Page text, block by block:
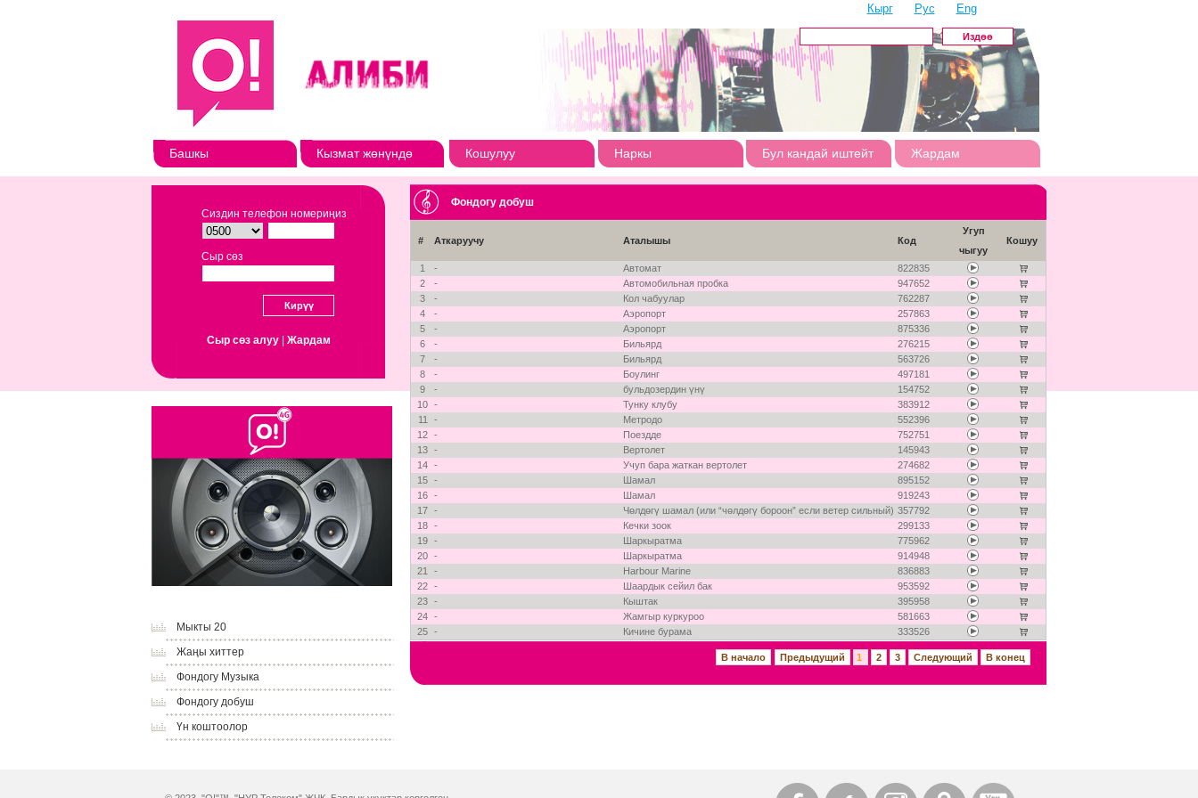
Кырг Рус Eng
Башкы Кызмат жөнүндө Кошулуу Наркы Бул кандай иштейт Жардам
Сиздин телефон номериңиз
Сыр сөз
Сыр сөз алуу| Жардам
Мыкты 20
Жаңы хиттер
Фондогу Музыка
Фондогу добуш
Үн коштоолор
Фондогу добуш
# Аткаруучу Аталышы Код
Угуп
чыгуу
Кошуу
1 - Автомат
822835
2
- Автомобильная пробка
947652
3
- Кол чабуулар
762287
4
- Аэропорт
257863
5
- Аэропорт
875336
6
- Бильярд
276215
7
- Бильярд
563726
8
- Боулинг
497181
9
- бульдозердин үнү
154752
10 - Тунку клубу
383912
11
- Метродо
552396
12 - Поездде
752751
13 - Вертолет
145943
14 - Учуп бара жаткан вертолет
274682
15 - Шамал
895152
16 - Шамал
919243
17 - Чөлдөгү шамал (или “чөлдөгү бороон” если ветер сильный) 357792
18 - Кечки зоок
299133
19 - Шаркыратма
775962
20 - Шаркыратма
914948
21
- Harbour Marine
836883
22 - Шаардык сейил бак
953592
23 - Кыштак
395958
24 - Жамгыр куркуроо
581663
25 - Кичине бурама 333526
В начало Предыдущий 1 2 3 Следующий В конец